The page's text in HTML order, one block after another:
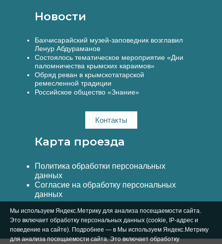
Новости
Бахчисарайский музей-заповедник возглавил
Ленур Абдураманов
Состоялось тематическое мероприятие «Дни
паломничества крымских караимов»
Обряд реван в крымскотатарской
ремесленной традиции
Российское общество «Знание»
Контакты
Карта проезда
Политика обработки персональных
данных
Согласие на обработку персональных
данных
Мы используем Яндекс.Метрику для анализа посещаемости сайта.
Это включает обработку персональных данных (cookie, IP-адрес и
поведение на сайте). Подробнее — в Мы используем Яндекс.Метрику
для анализа посещаемости сайта. Это включает обработку